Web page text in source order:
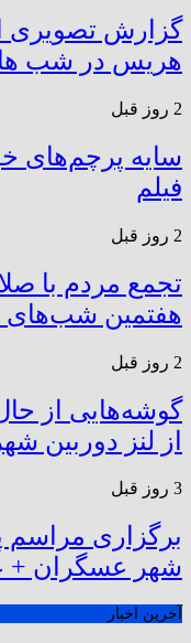
گزارش تصویری
هریس در شب
2 روز قبل
سایه پرچم‌های
فیلم
2 روز قبل
تجمع مردم با
هفتمین شب‌های
2 روز قبل
گوشه‌هایی از
از لنز دوربین
3 روز قبل
برگزاری مراسم
شهر عسگران +
آخرین اخبار